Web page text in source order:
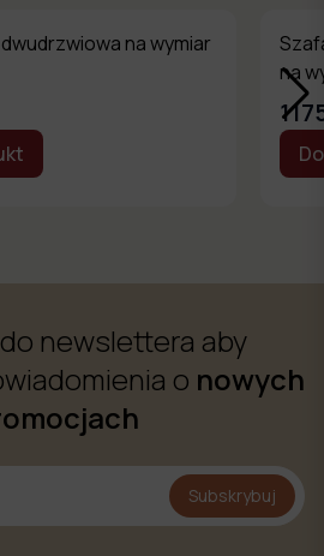
na wymiar
na
newslettera aby
o nowych
Subskrybuj